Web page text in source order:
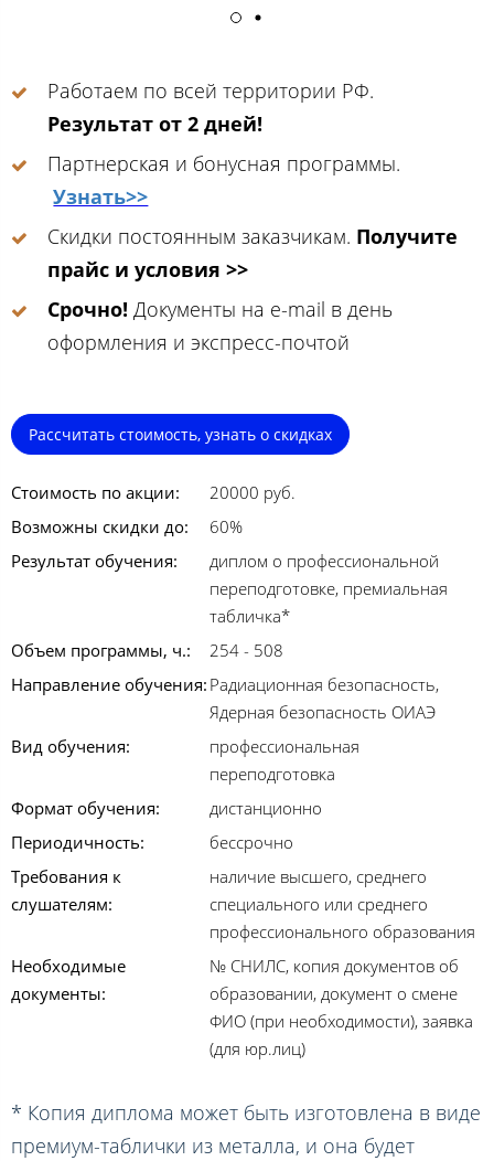
Работаем по всей территории РФ.
Результат от 2 дней!
Партнерская и бонусная программы.
Узнать>>
Скидки постоянным заказчикам. Получите
прайс и условия >>
Срочно! Документы на e-mail в день
оформления и экспресс-почтой
Рассчитать стоимость, узнать о скидках
Стоимость по акции:
20000 руб.
Возможны скидки до:
60%
Результат обучения:
диплом о профессиональной
переподготовке, премиальная
табличка*
Объем программы, ч.:
254 - 508
Направление обучения: Радиационная безопасность,
Ядерная безопасность ОИАЭ
Вид обучения:
профессиональная
переподготовка
Формат обучения:
дистанционно
Периодичность:
бессрочно
Требования к
слушателям:
наличие высшего, среднего
специального или среднего
профессионального образования
Необходимые
документы:
№ СНИЛС, копия документов об
образовании, документ о смене
ФИО (при необходимости), заявка
(для юр.лиц)
* Копия диплома может быть изготовлена в виде
премиум-таблички из металла, и она будет